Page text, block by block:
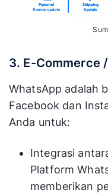
3. E-Commerce
WhatsApp adalah
Facebook dan
Anda untuk:
Integrasi
Platform
memberikan